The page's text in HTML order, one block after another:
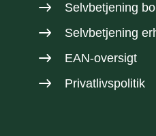
Selvbetjening
Selvbetjening
EAN-oversigt
Privatlivspolitik